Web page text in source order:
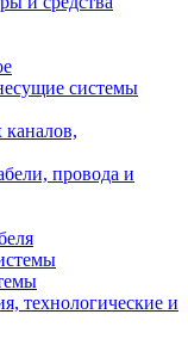
системы
провода и
технологические и